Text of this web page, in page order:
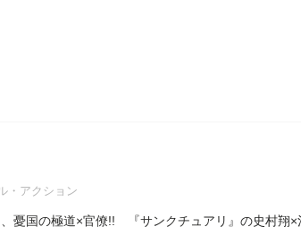
・アクション
憂国の極道×官僚!! 『サンクチュアリ』の史村翔